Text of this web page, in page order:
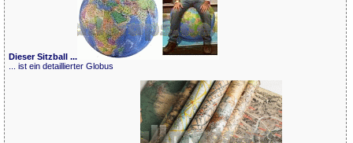
Dieser Sitzball ...
... ist ein detaillierter Globus